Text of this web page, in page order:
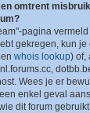
omtrent
pagina
gekregen, kun
whois lookup) of,
Wees je er
enkel geval
dit forum